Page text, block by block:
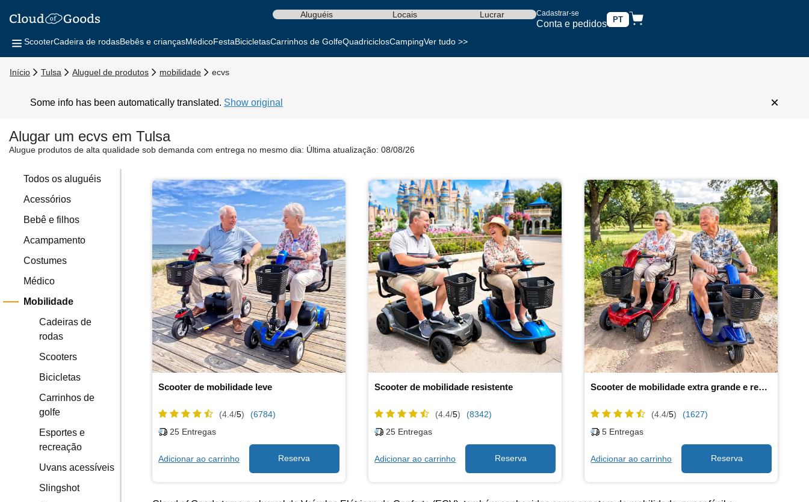
Cadastrar-se
Conta e pedidos PT
Aluguéis Locais Lucrar
ScooterCadeira de rodasBebês e criançasMédicoFestaBicicletasCarrinhos de GolfeQuadriciclosCampingVer tudo >>
Início Tulsa Aluguel de produtos mobilidade ecvs
Some info has been automatically translated. Show original ×
Alugar um ecvs em Tulsa
Alugue produtos de alta qualidade sob demanda com entrega no mesmo dia: Última atualização: 08/08/26
Todos os aluguéis
Acessórios
Bebê e filhos
Acampamento
Costumes
Médico
Mobilidade
Cadeiras de
rodas
Scooters
Bicicletas
Carrinhos de
golfe
Esportes e
recreação
Uvans acessíveis
Slingshot
Scooter de mobilidade leve
(4.4/5)
(6784)
25 Entregas
Adicionar ao carrinho
Scooter de mobilidade resistente
(4.4/5)
(8342)
25 Entregas
Adicionar ao carrinho
Scooter de mobilidade extra grande e resistente
(4.4/5)
(1627)
5 Entregas
Adicionar ao carrinho